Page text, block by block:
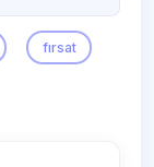
fırsat